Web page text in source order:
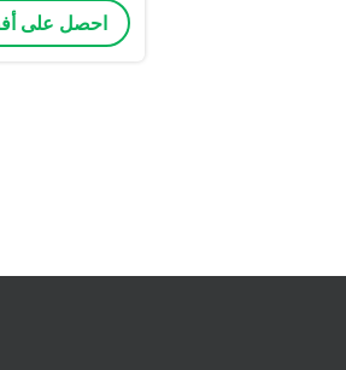
احصل على